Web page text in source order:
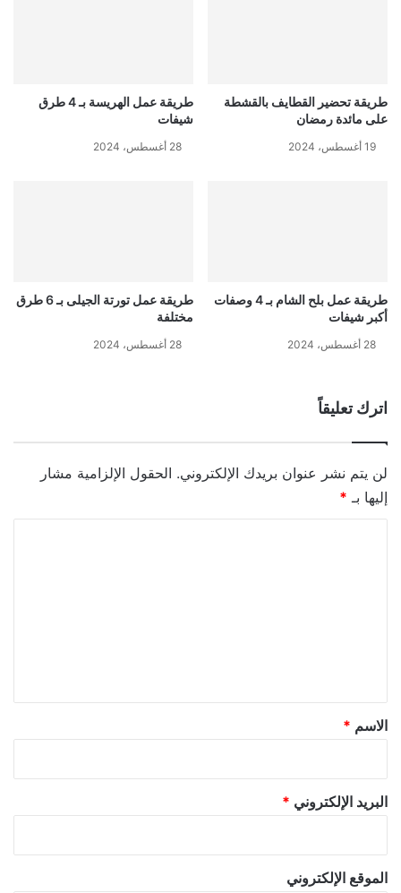
طريقة تحضير القطايف بالقشطة
على مائدة رمضان
19 أغسطس، 2024
طريقة عمل الهريسة بـ 4 طرق
شيفات
28 أغسطس، 2024
طريقة عمل بلح الشام بـ 4 وصفات
أكبر شيفات
28 أغسطس، 2024
طريقة عمل تورتة الجيلى بـ 6 طرق
مختلفة
28 أغسطس، 2024
اترك تعليقاً
لن يتم نشر عنوان بريدك الإلكتروني. الحقول الإلزامية مشار
إليها بـ *
*
الاسم *
البريد الإلكتروني *
الموقع الإلكتروني